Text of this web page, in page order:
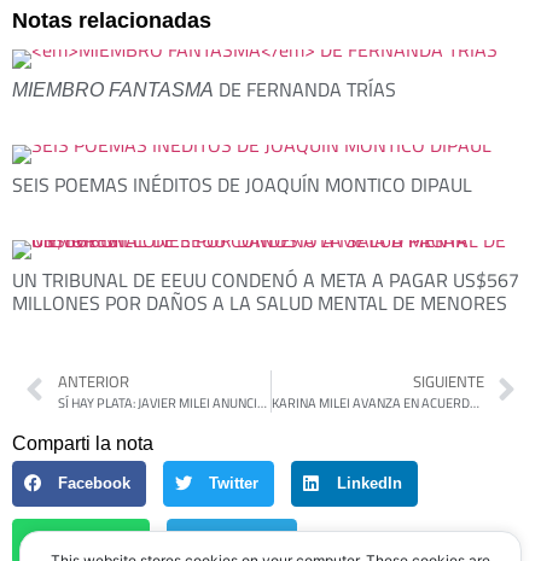
Notas relacionadas
MIEMBRO FANTASMA DE FERNANDA TRÍAS
SEIS POEMAS INÉDITOS DE JOAQUÍN MONTICO DIPAUL
UN TRIBUNAL DE EEUU CONDENÓ A META A PAGAR US$567
MILLONES POR DAÑOS A LA SALUD MENTAL DE MENORES
ANTERIOR
SÍ HAY PLATA: JAVIER MILEI ANUNCIÓ UNA BAJA EN LAS RETENCIONES AL CAMPO
SIGUIENTE
KARINA MILEI AVANZA EN ACUERDOS CON GOBERNADORES, EN MEDIO DE LA TENSIÓN CON LA JUVENTUD CAPUTISTA
Comparti la nota
Facebook Twitter LinkedIn